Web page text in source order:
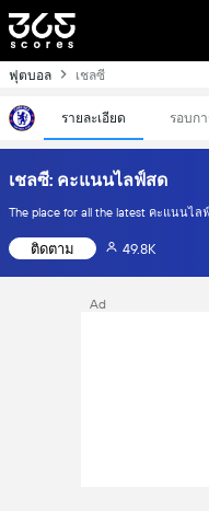
ฟุตบอล เชลซี
รายละเอียด รอบก
เชลซี: คะแนนไลฟ์สด
The place for all the latest คะแนนไล
ติดตาม 49.8K
Ad